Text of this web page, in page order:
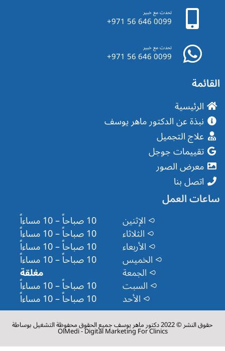
تحدث مع خبير
+971 56 646 0099
تحدث مع خبير
+971 56 646 0099
القائمة
الرئيسية
نبذة عن الدكتور ماهر يوسف
علاج التجميل
تقييمات جوجل
معرض الصور
اتصل بنا
ساعات العمل
⪧ الإثنين 10 صباحاً – 10 مساءاً
⪧ الثلاثاء 10 صباحاً – 10 مساءاً
⪧ الأربعاء 10 صباحاً – 10 مساءاً
⪧ الخميس 10 صباحاً – 10 مساءاً
⪧ الجمعة مغلقة
⪧ السبت 10 صباحاً – 10 مساءاً
⪧ الأحد 10 صباحاً – 10 مساءاً
حقوق النشر © 2022 دكتور ماهر يوسف جميع الحقوق محفوظة التشغيل بوساطة
OlMedi - Digital Marketing For Clinics